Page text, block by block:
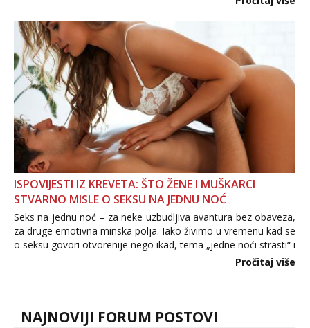
povjerenje. Takođe...
ISPOVIJESTI IZ KREVETA: ŠTO ŽENE I MUŠKARCI
STVARNO MISLE O SEKSU NA JEDNU NOĆ
Seks na jednu noć – za neke uzbudljiva avantura bez obaveza,
za druge emotivna minska polja. Iako živimo u vremenu kad se
o seksu govori otvorenije nego ikad, tema „jedne noći strasti“ i
dalje izaziva burne rasprave. Što zapravo misle žene, a što
Pročitaj više
NAJNOVIJI FORUM POSTOVI